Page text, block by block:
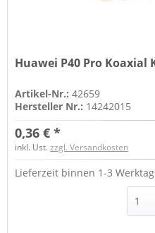
Huawei P40 Pro Koaxial
Artikel-Nr.:42659
Hersteller Nr.: 14242015
0,36 € *
inkl. Ust.zzgl. Versandkosten
Lieferzeit binnen 1-3